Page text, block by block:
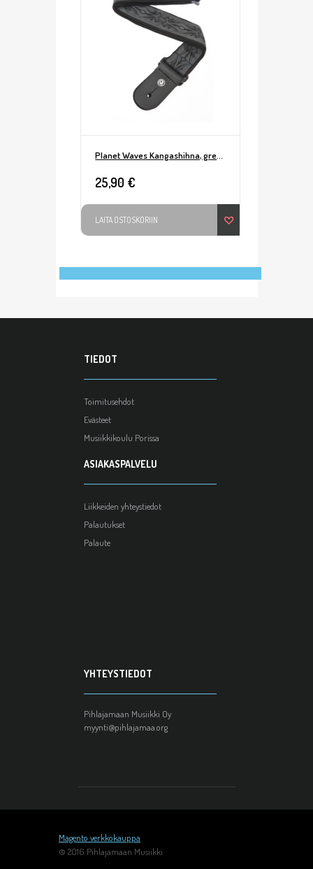
25,90 €
LAITA OSTOSKORIIN
TIEDOT
Toimitusehdot
Evästeet
Musiikkikoulu Porissa
ASIAKASPALVELU
Liikkeiden yhteystiedot
Palautukset
Palaute
YHTEYSTIEDOT
Pihlajamaan Musiikki Oy
myynti@pihlajamaa.org
Magento verkkokauppa
© 2016 Pihlajamaan Musiikki